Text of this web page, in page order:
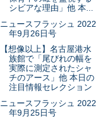
シビアな理由」他 本...
ニュースフラッシュ 2022
年9月26日号
【想像以上】名古屋港水
族館で「尾びれの幅を
実際に測定されたシャ
チのアース」他 本日の
注目情報セレクション
ニュースフラッシュ 2022
年9月25日号